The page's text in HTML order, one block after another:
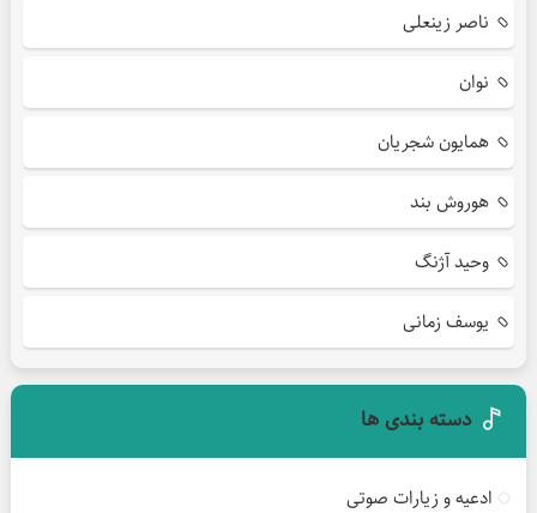
ناصر زینعلی
نوان
همایون شجریان
هوروش بند
وحید آژنگ
یوسف زمانی
دسته بندی ها
ادعیه و زیارات صوتی